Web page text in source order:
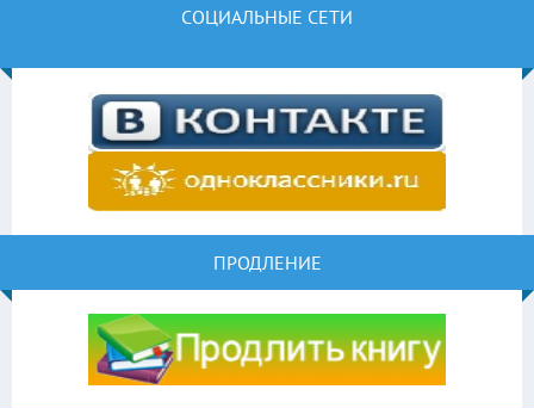
СОЦИАЛЬНЫЕ СЕТИ
ПРОДЛЕНИЕ